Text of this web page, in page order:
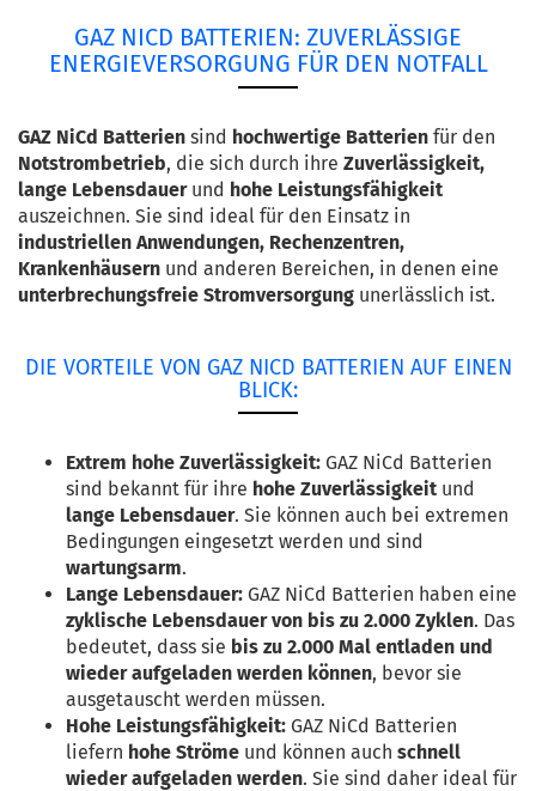
GAZ NICD BATTERIEN: ZUVERLÄSSIGE
ENERGIEVERSORGUNG FÜR DEN NOTFALL
GAZ NiCd Batterien sind hochwertige Batterien für den
Notstrombetrieb, die sich durch ihre Zuverlässigkeit,
lange Lebensdauerund hohe Leistungsfähigkeit
auszeichnen. Sie sind ideal für den Einsatz in
industriellen Anwendungen, Rechenzentren,
Krankenhäusern und anderen Bereichen, in denen eine
unterbrechungsfreie Stromversorgung unerlässlich ist.
DIE VORTEILE VON GAZ NICD BATTERIEN AUF EINEN
BLICK:
Extrem hohe Zuverlässigkeit: GAZ NiCd Batterien
sind bekannt für ihre hohe Zuverlässigkeit und
lange Lebensdauer. Sie können auch bei extremen
Bedingungen eingesetzt werden und sind
wartungsarm.
Lange Lebensdauer: GAZ NiCd Batterien haben eine
zyklische Lebensdauer von bis zu 2.000 Zyklen. Das
bedeutet, dass sie bis zu 2.000 Mal entladen und
wieder aufgeladen werden können, bevor sie
ausgetauscht werden müssen.
Hohe Leistungsfähigkeit: GAZ NiCd Batterien
liefern hohe Ströme und können auch schnell
wieder aufgeladen werden. Sie sind daher ideal für